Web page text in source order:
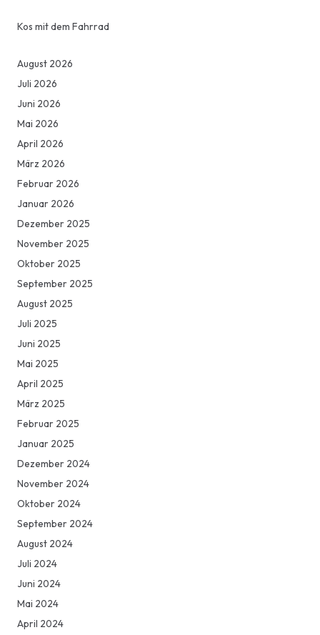
Kos mit dem Fahrrad
August 2026
Juli 2026
Juni 2026
Mai 2026
April 2026
März 2026
Februar 2026
Januar 2026
Dezember 2025
November 2025
Oktober 2025
September 2025
August 2025
Juli 2025
Juni 2025
Mai 2025
April 2025
März 2025
Februar 2025
Januar 2025
Dezember 2024
November 2024
Oktober 2024
September 2024
August 2024
Juli 2024
Juni 2024
Mai 2024
April 2024